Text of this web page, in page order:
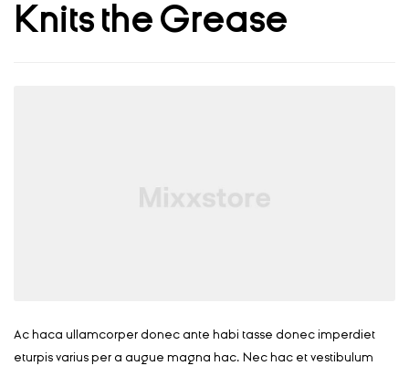
Knits the Grease
Ac haca ullamcorper donec ante habi tasse donec imperdiet
eturpis varius per a augue magna hac. Nec hac et vestibulum